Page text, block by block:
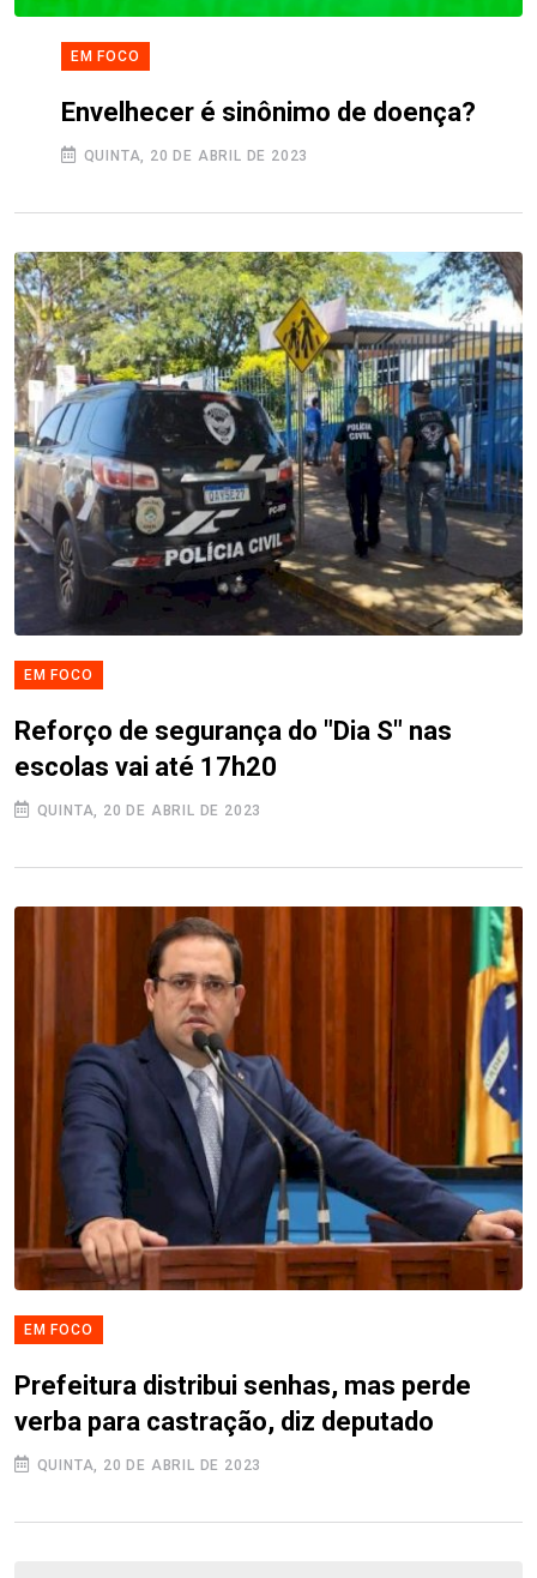
EM FOCO
Envelhecer é sinônimo de doença?
QUINTA, 20 DE ABRIL DE 2023
EM FOCO
Reforço de segurança do "Dia S" nas
escolas vai até 17h20
QUINTA, 20 DE ABRIL DE 2023
EM FOCO
Prefeitura distribui senhas, mas perde
verba para castração, diz deputado
QUINTA, 20 DE ABRIL DE 2023